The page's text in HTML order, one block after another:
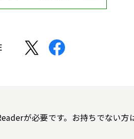
が必要です。お持ちでない方